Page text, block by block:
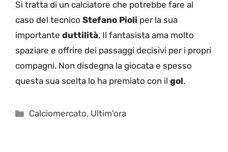
Si tratta di un calciatore che potrebbe fare al
caso del tecnico Stefano Pioli per la sua
importante duttilità. Il fantasista ama molto
spaziare e offrire dei passaggi decisivi per i propri
compagni. Non disdegna la giocata e spesso
questa sua scelta lo ha premiato con il gol.
Categorie
Calciomercato, Ultim'ora